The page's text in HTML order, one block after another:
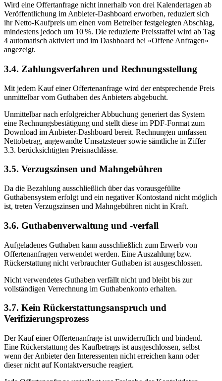
Wird eine Offertanfrage nicht innerhalb von drei Kalendertagen ab
Veröffentlichung im Anbieter-Dashboard erworben, reduziert sich
ihr Netto-Kaufpreis um einen vom Betreiber festgelegten Abschlag,
mindestens jedoch um 10 %. Die reduzierte Preisstaffel wird ab Tag
4 automatisch aktiviert und im Dashboard bei «Offene Anfragen»
angezeigt.
3.4. Zahlungsverfahren und Rechnungsstellung
Mit jedem Kauf einer Offertenanfrage wird der entsprechende Preis
unmittelbar vom Guthaben des Anbieters abgebucht.
Unmittelbar nach erfolgreicher Abbuchung generiert das System
eine Rechnungsbestätigung und stellt diese im PDF-Format zum
Download im Anbieter-Dashboard bereit. Rechnungen umfassen
Nettobetrag, angewandte Umsatzsteuer sowie sämtliche in Ziffer
3.3. berücksichtigten Preisnachlässe.
3.5. Verzugszinsen und Mahngebühren
Da die Bezahlung ausschließlich über das vorausgefüllte
Guthabensystem erfolgt und ein negativer Kontostand nicht möglich
ist, treten Verzugszinsen und Mahngebühren nicht in Kraft.
3.6. Guthabenverwaltung und -verfall
Aufgeladenes Guthaben kann ausschließlich zum Erwerb von
Offertenanfragen verwendet werden. Eine Auszahlung bzw.
Rückerstattung nicht verbrauchter Guthaben ist ausgeschlossen.
Nicht verwendetes Guthaben verfällt nicht und bleibt bis zur
vollständigen Verrechnung im Guthabenkonto erhalten.
3.7. Kein Rückerstattungsanspruch und
Verifizierungsprozess
Der Kauf einer Offertenanfrage ist unwiderruflich und bindend.
Eine Rückerstattung des Kaufbetrags ist ausgeschlossen, selbst
wenn der Anbieter den Interessenten nicht erreichen kann oder
dieser nicht auf Kontaktversuche reagiert.